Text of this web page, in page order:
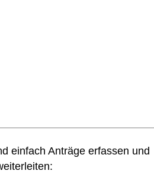
einfach Anträge erfassen und